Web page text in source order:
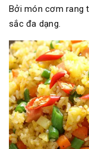
Bởi món cơm rang
sắc đa dạng.